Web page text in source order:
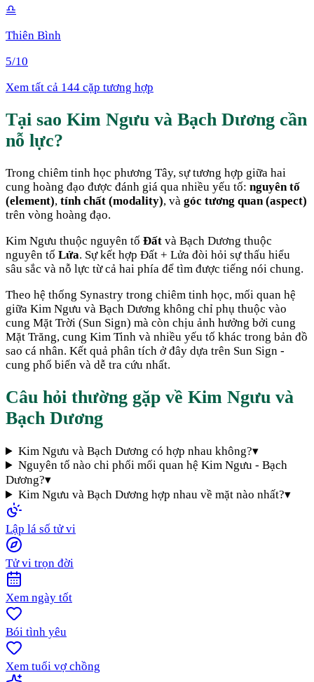
♎
Thiên Bình
5/10
Xem tất cả 144 cặp tương hợp
Tại sao Kim Ngưu và Bạch Dương cần
nỗ lực?
Trong chiêm tinh học phương Tây, sự tương hợp giữa hai
cung hoàng đạo được đánh giá qua nhiều yếu tố: nguyên tố
(element), tính chất (modality), và góc tương quan (aspect)
trên vòng hoàng đạo.
Kim Ngưu thuộc nguyên tố Đất và Bạch Dương thuộc
nguyên tố Lửa. Sự kết hợp Đất + Lửa đòi hỏi sự thấu hiểu
sâu sắc và nỗ lực từ cả hai phía để tìm được tiếng nói chung.
Theo hệ thống Synastry trong chiêm tinh học, mối quan hệ
giữa Kim Ngưu và Bạch Dương không chỉ phụ thuộc vào
cung Mặt Trời (Sun Sign) mà còn chịu ảnh hưởng bởi cung
Mặt Trăng, cung Kim Tinh và nhiều yếu tố khác trong bản đồ
sao cá nhân. Kết quả phân tích ở đây dựa trên Sun Sign -
cung phổ biến và dễ tra cứu nhất.
Câu hỏi thường gặp về Kim Ngưu và
Bạch Dương
Kim Ngưu và Bạch Dương có hợp nhau không?▾
Nguyên tố nào chi phối mối quan hệ Kim Ngưu - Bạch
Dương?▾
Kim Ngưu và Bạch Dương hợp nhau về mặt nào nhất?▾
Lập lá số tử vi
Tử vi trọn đời
Xem ngày tốt
Bói tình yêu
Xem tuổi vợ chồng